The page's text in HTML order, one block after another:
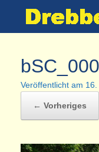
Veröffentlicht am
← Vorheriges